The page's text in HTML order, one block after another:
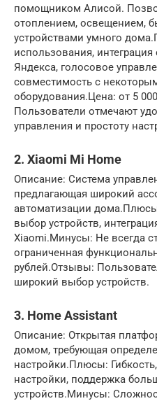
помощником Алисой.
отоплением, освещением,
устройствами умного
использования,
Яндекса, голосовое
совместимость с
оборудования.Цена: от 5
Пользователи отмечают
управления и простоту
2. Xiaomi Mi Home
Описание: Система
предлагающая широкий
автоматизации
выбор устройств,
Xiaomi.Минусы: Не всегда
ограниченная
рублей.Отзывы:
широкий выбор устройств.
3. Home Assistant
Описание: Открытая
домом, требующая
настройки.Плюсы:
настройки, поддержка
устройств.Минусы: